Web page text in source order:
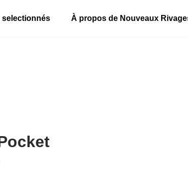
selectionnés À propos de Nouveaux